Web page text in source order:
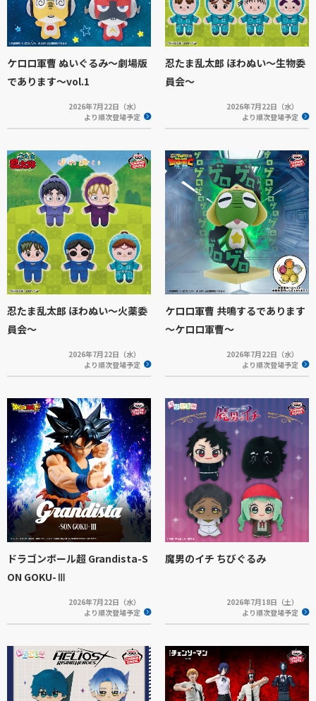
ケロロ軍曹 ぬいぐるみ～劇場版
であります～vol.1
2026年7月22日（水）
より順次登場予定
忍たま乱太郎 ほわぬい～生物委
員会～
2026年7月22日（水）
より順次登場予定
忍たま乱太郎 ほわぬい～火薬委
員会～
2026年7月22日（水）
より順次登場予定
ケロロ軍曹 共鳴するであります
～ケロロ軍曹～
2026年7月22日（水）
より順次登場予定
ドラゴンボール超 Grandista-S
ON GOKU-Ⅲ
2026年7月22日（水）
より順次登場予定
魔男のイチ ちびぐるみ
2026年7月18日（土）
より順次登場予定